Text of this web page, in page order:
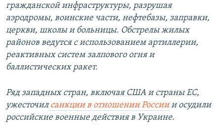
гражданской инфраструктуры, разрушая
аэродромы, воинские части, нефтебазы, заправки,
церкви, школы и больницы. Обстрелы жилых
районов ведутся с использованием артиллерии,
реактивных систем залпового огня и
баллистических ракет.
Ряд западных стран, включая США и страны ЕС,
ужесточилсанкции в отношении Россиии осудили
российские военные действия в Украине.